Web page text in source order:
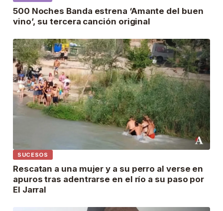
500 Noches Banda estrena ‘Amante del buen
vino’, su tercera canción original
SUCESOS
Rescatan a una mujer y a su perro al verse en
apuros tras adentrarse en el río a su paso por
El Jarral